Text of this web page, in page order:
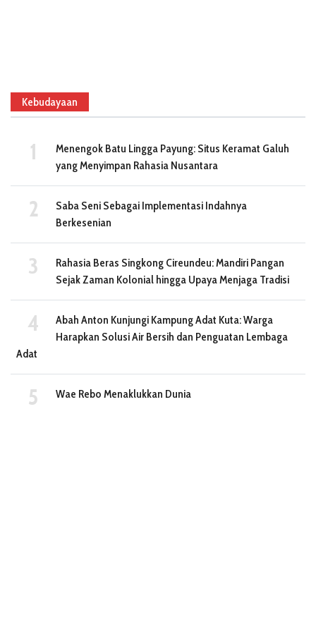
Kebudayaan
Menengok Batu Lingga Payung: Situs Keramat Galuh
yang Menyimpan Rahasia Nusantara
Saba Seni Sebagai Implementasi Indahnya
Berkesenian
Rahasia Beras Singkong Cireundeu: Mandiri Pangan
Sejak Zaman Kolonial hingga Upaya Menjaga Tradisi
Abah Anton Kunjungi Kampung Adat Kuta: Warga
Harapkan Solusi Air Bersih dan Penguatan Lembaga
Adat
Wae Rebo Menaklukkan Dunia